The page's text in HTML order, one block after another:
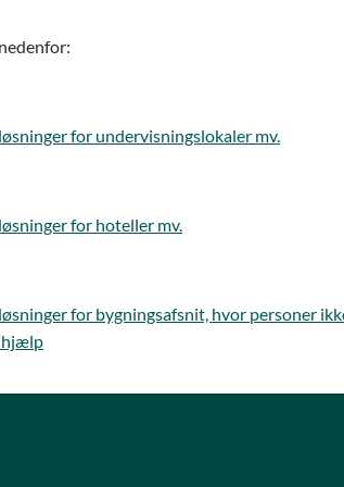
for undervisningslokaler mv.
for hoteller mv.
for bygningsafsnit, hvor personer
hjælp